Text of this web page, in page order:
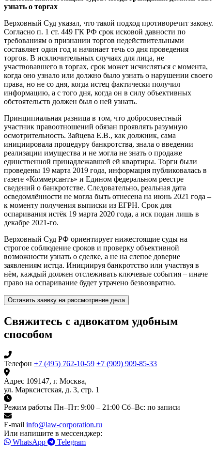
узнать о торгах
Верховный Суд указал, что такой подход противоречит закону.
Согласно п. 1 ст. 449 ГК РФ срок исковой давности по
требованиям о признании торгов недействительными
составляет один год и начинает течь со дня проведения
торгов. В исключительных случаях для лица, не
участвовавшего в торгах, срок может исчисляться с момента,
когда оно узнало или должно было узнать о нарушении своего
права, но не со дня, когда истец фактически получил
информацию, а с того дня, когда он в силу объективных
обстоятельств должен был о ней узнать.
Принципиальная разница в том, что добросовестный
участник правоотношений обязан проявлять разумную
осмотрительность. Зайцева Е.В., как должник, сама
инициировала процедуру банкротства, знала о введении
реализации имущества и не могла не знать о продаже
единственной принадлежавшей ей квартиры. Торги были
проведены 19 марта 2019 года, информация публиковалась в
газете «Коммерсантъ» и Едином федеральном реестре
сведений о банкротстве. Следовательно, реальная дата
осведомлённости не могла быть отнесена на июнь 2021 года –
к моменту получения выписки из ЕГРН. Срок для
оспаривания истёк 19 марта 2020 года, а иск подан лишь в
декабре 2021-го.
Верховный Суд РФ ориентирует нижестоящие суды на
строгое соблюдение сроков и проверку объективной
возможности узнать о сделке, а не на слепое доверие
заявлениям истца. Инициируя банкротство или участвуя в
нём, каждый должен отслеживать ключевые события – иначе
право на оспаривание будет утрачено безвозвратно.
Оставить заявку на рассмотрение дела
Свяжитесь с адвокатом удобным
способом
Телефон +7 (495) 762-10-59 +7 (909) 909-85-33
Адрес 109147, г. Москва,
ул. Марксистская, д. 3, стр. 1
Режим работы Пн–Пт: 9:00 – 21:00 Сб–Вс: по записи
E-mail info@law-corporation.ru
Или напишите в мессенджер:
WhatsApp
Telegram